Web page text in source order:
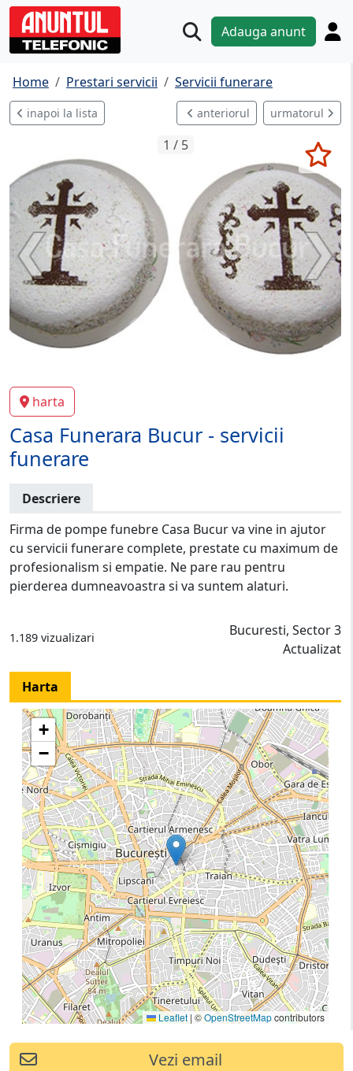
Adauga anunt
Home Prestari servicii Servicii funerare
inapoi la lista anteriorul urmatorul
1 / 5
harta
Casa Funerara Bucur - servicii
funerare
Descriere
Firma de pompe funebre Casa Bucur va vine in ajutor
cu servicii funerare complete, prestate cu maximum de
profesionalism si empatie. Ne pare rau pentru
pierderea dumneavoastra si va suntem alaturi.
1.189 vizualizari
Bucuresti, Sector 3
Actualizat
Harta
+
−
Leaflet | ©OpenStreetMapcontributors
Vezi email